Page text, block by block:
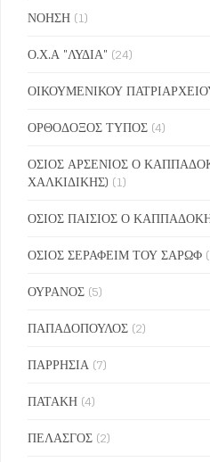
ΝΟΗΣΗ (1)
Ο.Χ.Α "ΛΥΔΙΑ" (24)
ΟΙΚΟΥΜΕΝΙΚΟΥ
ΟΡΘΟΔΟΞΟΣ ΤΥΠΟΣ (4)
ΟΣΙΟΣ ΑΡΣΕΝΙΟΣ Ο
ΧΑΛΚΙΔΙΚΗΣ) (1)
ΟΣΙΟΣ ΠΑΙΣΙΟΣ Ο
ΟΣΙΟΣ ΣΕΡΑΦΕΙΜ ΤΟΥ ΣΑΡΩΦ
ΟΥΡΑΝΟΣ (5)
ΠΑΠΑΔΟΠΟΥΛΟΣ (2)
ΠΑΡΡΗΣΙΑ (7)
ΠΑΤΑΚΗ (4)
ΠΕΛΑΣΓΟΣ (2)